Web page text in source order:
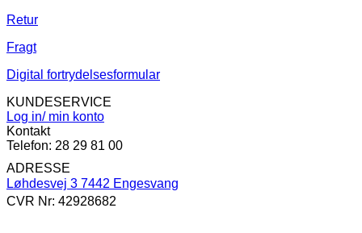
Retur
Fragt
Digital fortrydelsesformular
KUNDESERVICE
Log in/ min konto
Kontakt
Telefon: 28 29 81 00
ADRESSE
Løhdesvej 3 7442 Engesvang
CVR Nr: 42928682